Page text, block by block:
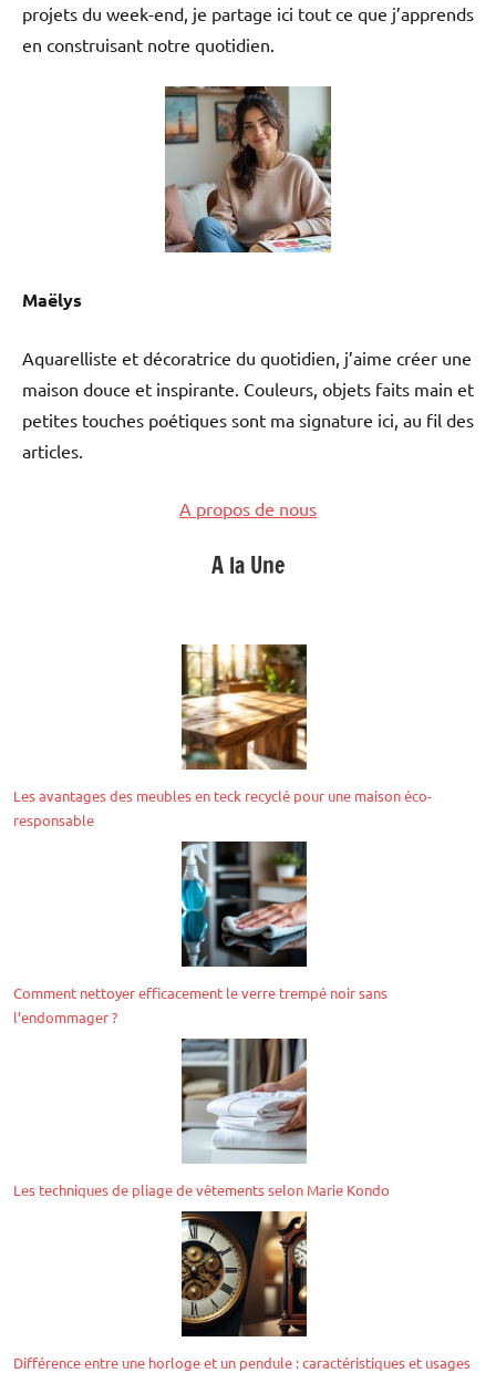
projets du week-end, je partage ici tout ce que j’apprends
en construisant notre quotidien.
Maëlys
Aquarelliste et décoratrice du quotidien, j’aime créer une
maison douce et inspirante. Couleurs, objets faits main et
petites touches poétiques sont ma signature ici, au fil des
articles.
A propos de nous
A la Une
Les avantages des meubles en teck recyclé pour une maison éco-
responsable
Comment nettoyer efficacement le verre trempé noir sans
l’endommager ?
Les techniques de pliage de vêtements selon Marie Kondo
Différence entre une horloge et un pendule : caractéristiques et usages